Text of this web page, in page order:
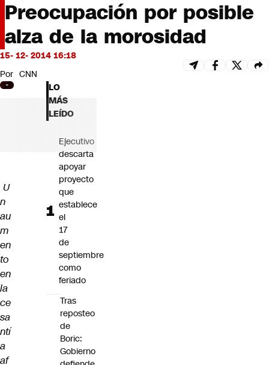
Cultura
Servicios
Bits
CNN tiempo
Futuro 360
Opinión
Preocupación por posible
alza de la morosidad
15- 12- 2014 16:18
Por CNN
U
n
au
m
en
to
en
la
ce
sa
ntí
a
af
LO
MÁS
LEÍDO
Ejecutivo
descarta
apoyar
proyecto
que
establece
el
17
de
septiembre
como
feriado
Tras
reposteo
de
Boric:
Gobierno